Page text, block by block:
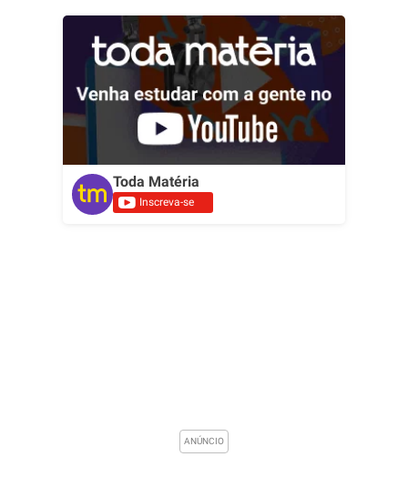
Toda Matéria
Inscreva-se